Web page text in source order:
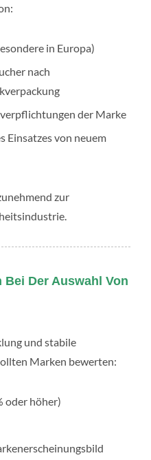
in Europa)
nach
der Marke
Einsatzes von neuem
zur
Der Auswahl Von
und stabile
Marken bewerten:
oder höher)